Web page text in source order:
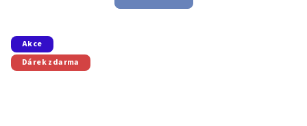
Akce
Dárek zdarma